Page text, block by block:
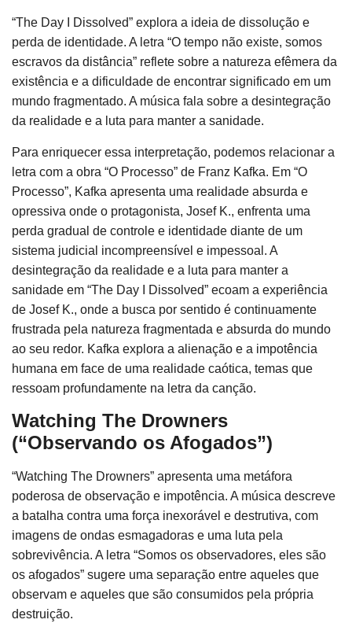
“The Day I Dissolved” explora a ideia de dissolução e
perda de identidade. A letra “O tempo não existe, somos
escravos da distância” reflete sobre a natureza efêmera da
existência e a dificuldade de encontrar significado em um
mundo fragmentado. A música fala sobre a desintegração
da realidade e a luta para manter a sanidade.
Para enriquecer essa interpretação, podemos relacionar a
letra com a obra “O Processo” de Franz Kafka. Em “O
Processo”, Kafka apresenta uma realidade absurda e
opressiva onde o protagonista, Josef K., enfrenta uma
perda gradual de controle e identidade diante de um
sistema judicial incompreensível e impessoal. A
desintegração da realidade e a luta para manter a
sanidade em “The Day I Dissolved” ecoam a experiência
de Josef K., onde a busca por sentido é continuamente
frustrada pela natureza fragmentada e absurda do mundo
ao seu redor. Kafka explora a alienação e a impotência
humana em face de uma realidade caótica, temas que
ressoam profundamente na letra da canção.
Watching The Drowners
(“Observando os Afogados”)
“Watching The Drowners” apresenta uma metáfora
poderosa de observação e impotência. A música descreve
a batalha contra uma força inexorável e destrutiva, com
imagens de ondas esmagadoras e uma luta pela
sobrevivência. A letra “Somos os observadores, eles são
os afogados” sugere uma separação entre aqueles que
observam e aqueles que são consumidos pela própria
destruição.